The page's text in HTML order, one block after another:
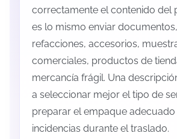
correctamente el contenido del
es lo mismo enviar
refacciones, accesorios,
comerciales, productos de
mercancía frágil. Una
a seleccionar mejor el tipo de
preparar el empaque
incidencias durante el traslado.